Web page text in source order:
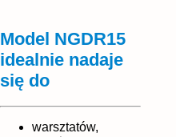
Model NGDR15
idealnie nadaje
się do
warsztatów,